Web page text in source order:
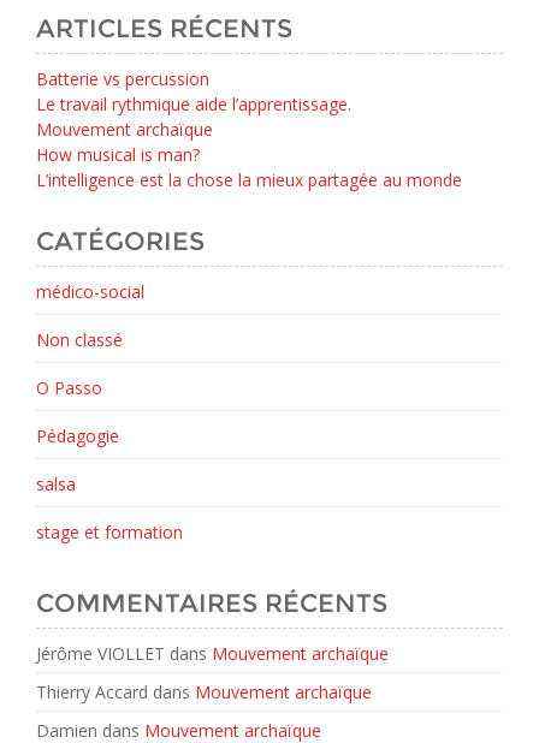
ARTICLES RÉCENTS
Batterie vs percussion
Le travail rythmique aide l’apprentissage.
Mouvement archaïque
How musical is man?
L’intelligence est la chose la mieux partagée au monde
CATÉGORIES
médico-social
Non classé
O Passo
Pédagogie
salsa
stage et formation
COMMENTAIRES RÉCENTS
Jérôme VIOLLET dans Mouvement archaïque
Thierry Accard dans Mouvement archaïque
Damien dans Mouvement archaïque